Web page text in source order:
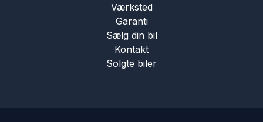
Værksted
Garanti
Sælg din bil
Kontakt
Solgte biler